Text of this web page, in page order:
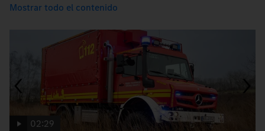
Mostrar todo el contenido
02:29